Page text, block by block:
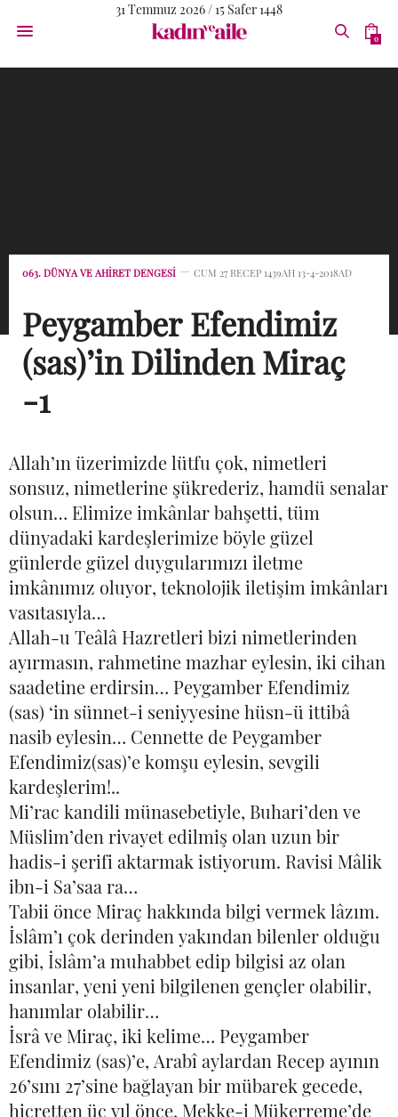
31 Temmuz 2026 / 15 Safer 1448
0
063. DÜNYA VE AHIRET DENGESI CUM 27 RECEP 1439AH 13-4-2018AD
Peygamber Efendimiz
(sas)’in Dilinden Miraç
-1
Allah’ın üzerimizde lütfu çok, nimetleri
sonsuz, nimetlerine şükrederiz, hamdü senalar
olsun… Elimize imkânlar bahşetti, tüm
dünyadaki kardeşlerimize böyle güzel
günlerde güzel duygularımızı iletme
imkânımız oluyor, teknolojik iletişim imkânları
vasıtasıyla…
Allah-u Teâlâ Hazretleri bizi nimetlerinden
ayırmasın, rahmetine mazhar eylesin, iki cihan
saadetine erdirsin… Peygamber Efendimiz
(sas) ‘in sünnet-i seniyyesine hüsn-ü ittibâ
nasib eylesin… Cennette de Peygamber
Efendimiz(sas)’e komşu eylesin, sevgili
kardeşlerim!..
Mi’rac kandili münasebetiyle, Buhari’den ve
Müslim’den rivayet edilmiş olan uzun bir
hadis-i şerifi aktarmak istiyorum. Ravisi Mâlik
ibn-i Sa’saa ra…
Tabii önce Miraç hakkında bilgi vermek lâzım.
İslâm’ı çok derinden yakından bilenler olduğu
gibi, İslâm’a muhabbet edip bilgisi az olan
insanlar, yeni yeni bilgilenen gençler olabilir,
hanımlar olabilir…
İsrâ ve Miraç, iki kelime… Peygamber
Efendimiz (sas)’e, Arabî aylardan Recep ayının
26’sını 27’sine bağlayan bir mübarek gecede,
hicretten üç yıl önce, Mekke-i Mükerreme’de